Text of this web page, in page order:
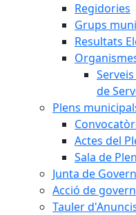
Regidories
Grups
Resultats
de
Plens
Actes del
Sala de
Junta de Govern
Acció de govern
Tauler